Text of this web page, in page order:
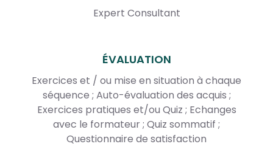
Expert Consultant
ÉVALUATION
Exercices et / ou mise en situation à chaque
séquence ; Auto-évaluation des acquis ;
Exercices pratiques et/ou Quiz ; Echanges
avec le formateur ; Quiz sommatif ;
Questionnaire de satisfaction